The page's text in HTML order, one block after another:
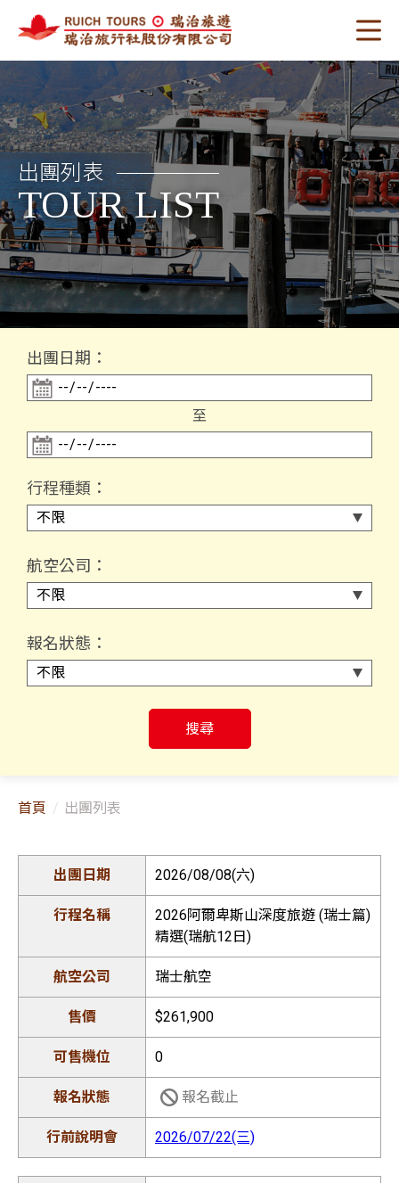
出團列表
TOUR LIST
出團日期：
至
行程種類：
航空公司：
報名狀態：
搜尋
首頁 出團列表
2026/08/08(六)
2026阿爾卑斯山深度旅遊 (瑞士篇)
精選(瑞航12日)
瑞士航空
$261,900
0
報名截止
2026/07/22(三)